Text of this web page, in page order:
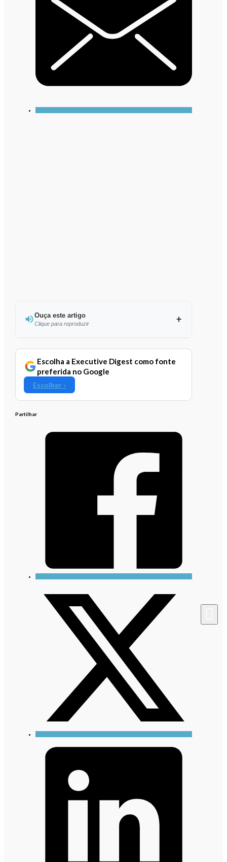
Ouça este artigo
Clique para reproduzir
Ouvir este artigo
Escolha a Executive Digest como fonte
preferida no Google
Escolher ›
Partilhar